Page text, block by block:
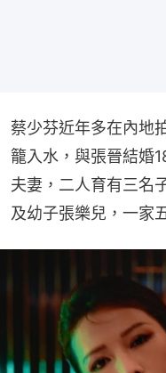
蔡少芬近年多在內地
籠入水，與張晉結婚
夫妻，二人育有三名
及幼子張樂兒，一家